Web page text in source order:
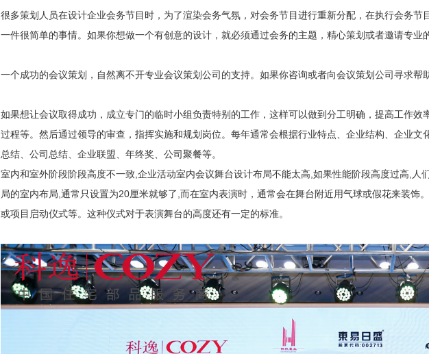
很多策划人员在设计企业会务节目时，为了渲染会务气氛，对会务节目进行重新分配，在执行会务
一件很简单的事情。如果你想做一个有创意的设计，就必须通过会务的主题，精心策划或者邀请专业
一个成功的会议策划，自然离不开专业会议策划公司的支持。如果你咨询或者向会议策划公司寻求帮
如果想让会议取得成功，成立专门的临时小组负责特别的工作，这样可以做到分工明确，提高工作效
过程等。然后通过领导的审查，指挥实施和规划岗位。每年通常会根据行业特点、企业结构、企业
总结、公司总结、企业联盟、年终奖、公司聚餐等。
室内和室外阶段阶段高度不一致,企业活动室内会议舞台设计布局不能太高,如果性能阶段高度过高,
局的室内布局,通常只设置为20厘米就够了,而在室内表演时，通常会在舞台附近用气球或假花来装
或项目启动仪式等。这种仪式对于表演舞台的高度还有一定的标准。